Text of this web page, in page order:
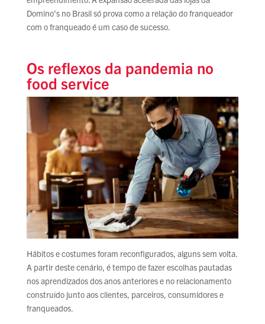
Domino’s no Brasil só prova como a relação do franqueador
com o franqueado é um caso de sucesso.
Os reflexos da pandemia no
food service
Hábitos e costumes foram reconfigurados, alguns sem volta.
A partir deste cenário, é tempo de fazer escolhas pautadas
nos aprendizados dos anos anteriores e no relacionamento
construído junto aos clientes, parceiros, consumidores e
franqueados.